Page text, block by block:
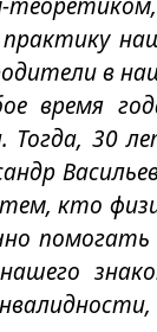
в
время
30
кто